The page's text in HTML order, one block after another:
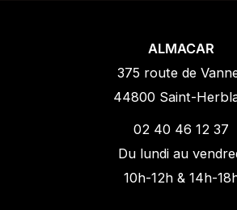
ALMACAR
375 route de
44800 Saint-
02 40 46 12 37
Du lundi au
10h-12h & 14h-